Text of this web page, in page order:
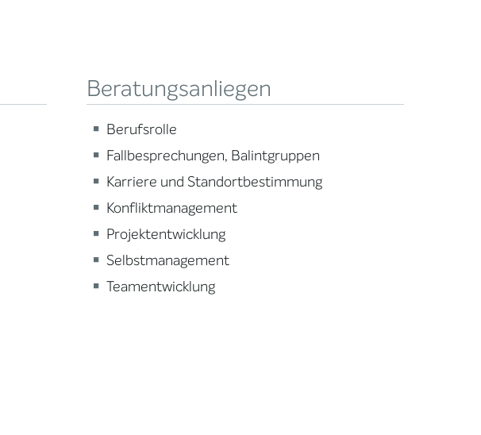
Beratungsanliegen
Berufsrolle
Fallbesprechungen, Balintgruppen
Karriere und Standortbestimmung
Konfliktmanagement
Projektentwicklung
Selbstmanagement
Teamentwicklung